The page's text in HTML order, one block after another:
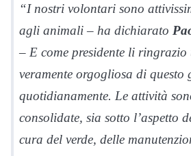
“I nostri volontari sono
agli animali – ha dichiarato
– E come presidente li ringrazio
veramente orgogliosa di questo
quotidianamente. Le attività
consolidate, sia sotto l’aspetto
cura del verde, delle